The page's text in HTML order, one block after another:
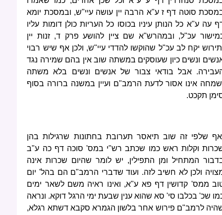
סוטה דף ז ע"א הרבה יין עושה עיי"ש, ובמסכת יומא
עה ע"א כל הנותן עיניו בכוסו כל העריות כולן דומות עליו
עכ"ל, ובמהרש"א שם ציין להושע פרק ד, זנות יין
יקח לב עכ"ל שהוקשו להדדי עיי"ש, ולכן אף שיש רבוי
ונשים כיון שעוסקים במשתה שוב אין בהם שמירה נגד
אבל בודאי צבור של אנשים ונשים בלא משתה
אינו אסור לדעת הרמב"ם ועיין במשנה ברורה בסוף
תקכט.
שלפי זה שוב תיאסר תערובת בחתונות שרגילות בהן
וקלות ראש כמו שכתב רש"י במס' סוכה דף כה ע"ב
המתחיל ומן התפילין, יש לומר שהיום שכרות אינה
ולכן לא חשיב לזה. ועוד שדברי הרמב"ם הם בהל' יום
ממס' קדושין דף פא ע"א, ואינו ראיה משם לשאר ימים
שכ' בכלבו סי' סא שהוא ענין שבעת ימי הרגל דוקא. ונראה
לרמב"ם פירוש אחר בלשון הגמרא סקבא דשתא רגלא,